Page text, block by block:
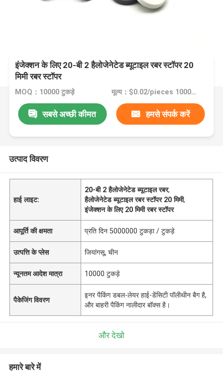
इंजेक्शन के लिए 20-बी 2 हैलोजेनेटेड ब्यूटाइल रबर स्टॉपर 20
मिमी रबर स्टॉपर
MOQ：10000 टुकड़े मूल्य：$0.02/pieces 10000-99999 pieces
सबसे अच्छी कीमत हमसे संपर्क करें
उत्पाद विवरण
हाई लाइट:
20-बी 2 हैलोजेनेटेड ब्यूटाइल रबर,
हैलोजेनेटेड ब्यूटाइल रबर स्टॉपर 20 मिमी,
इंजेक्शन के लिए 20 मिमी रबर स्टॉपर
आपूर्ति की क्षमता प्रति दिन 5000000 टुकड़ा / टुकड़े
उत्पत्ति के प्लेस जियांगसू, चीन
न्यूनतम आदेश मात्रा 10000 टुकड़े
पैकेजिंग विवरण
इनर पैकिंग डबल-लेयर हाई-डेंसिटी पॉलीथीन बैग है,
और बाहरी पैकिंग नालीदार बॉक्स है।
और देखो
हमारे बारे में